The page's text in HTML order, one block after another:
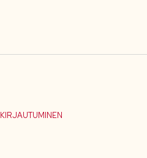
KIRJAUTUMINEN